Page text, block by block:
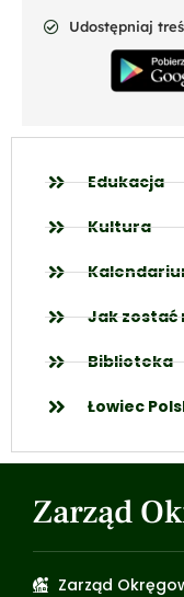
Udostępniaj
Edukacja
Kultura
Jak zostać
Biblioteka
Łowiec
Zarząd
Zarząd